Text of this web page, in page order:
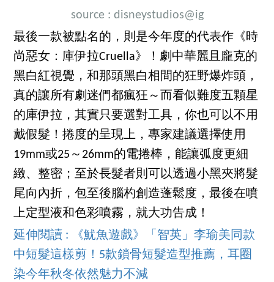
source : disneystudios@ig
最後一款被點名的，則是今年度的代表作《時
尚惡女：庫伊拉Cruella》！劇中華麗且龐克的
黑白紅視覺，和那頭黑白相間的狂野爆炸頭，
真的讓所有劇迷們都瘋狂～而看似難度五顆星
的庫伊拉，其實只要選對工具，你也可以不用
戴假髮！捲度的呈現上，專家建議選擇使用
19mm或25～26mm的電捲棒，能讓弧度更細
緻、整密；至於長髮者則可以透過小黑夾將髮
尾向內折，包至後腦杓創造蓬鬆度，最後在噴
上定型液和色彩噴霧，就大功告成！
延伸閱讀 : 《魷魚遊戲》「智英」李瑜美同款
中短髮這樣剪！5款鎖骨短髮造型推薦，耳圈
染今年秋冬依然魅力不減